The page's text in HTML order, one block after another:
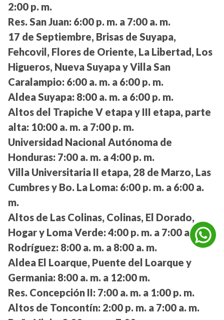
2:00 p. m.
Res. San Juan: 6:00 p. m. a 7:00 a. m.
17 de Septiembre, Brisas de Suyapa,
Fehcovil, Flores de Oriente, La Libertad, Los
Higueros, Nueva Suyapa y Villa San
Caralampio: 6:00 a. m. a 6:00 p. m.
Aldea Suyapa: 8:00 a. m. a 6:00 p. m.
Altos del Trapiche V etapa y III etapa, parte
alta: 10:00 a. m. a 7:00 p. m.
Universidad Nacional Autónoma de
Honduras: 7:00 a. m. a 4:00 p. m.
Villa Universitaria II etapa, 28 de Marzo, Las
Cumbres y Bo. La Loma: 6:00 p. m. a 6:00 a.
m.
Altos de Las Colinas, Colinas, El Dorado,
Hogar y Loma Verde: 4:00 p. m. a 7:00 a. m.
Rodríguez: 8:00 a. m. a 8:00 a. m.
Aldea El Loarque, Puente del Loarque y
Germania: 8:00 a. m. a 12:00 m.
Res. Concepción II: 7:00 a. m. a 1:00 p. m.
Altos de Toncontín: 2:00 p. m. a 7:00 a. m.